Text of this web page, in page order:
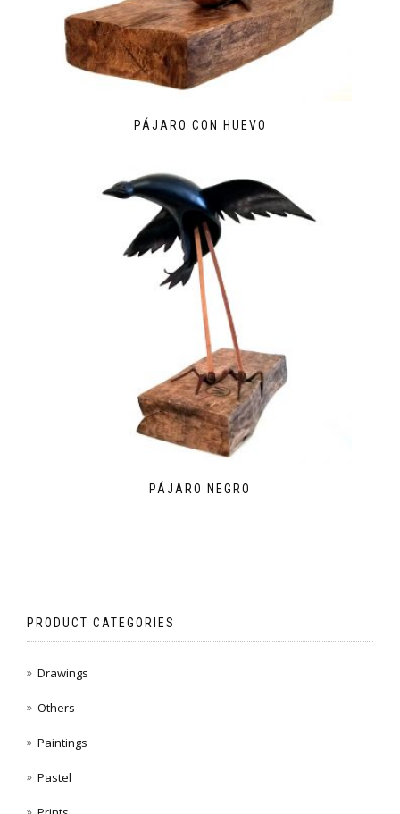
PÁJARO CON HUEVO
PÁJARO NEGRO
PRODUCT CATEGORIES
Drawings
Others
Paintings
Pastel